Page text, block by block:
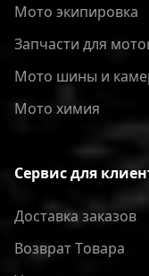
Мото экипировка
Запчасти для
Мото шины и
Мото химия
Сервис для
Доставка заказов
Bозврат Tовара